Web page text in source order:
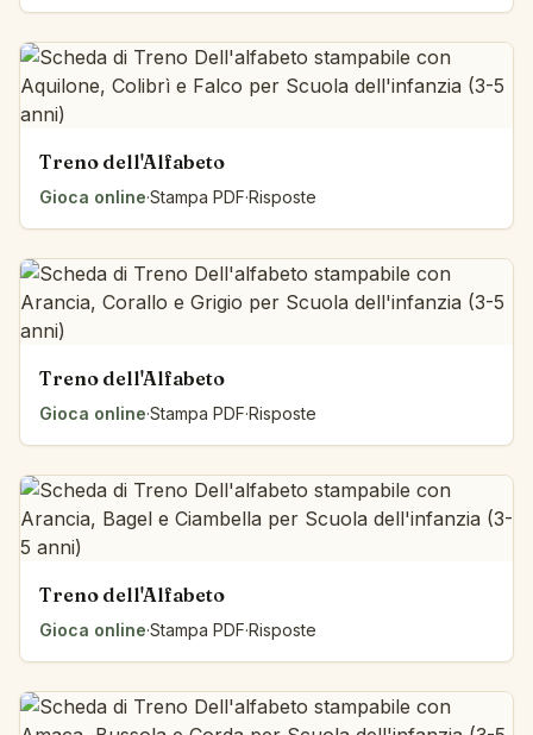
Treno dell'Alfabeto
Gioca online·Stampa PDF·Risposte
Treno dell'Alfabeto
Gioca online·Stampa PDF·Risposte
Treno dell'Alfabeto
Gioca online·Stampa PDF·Risposte